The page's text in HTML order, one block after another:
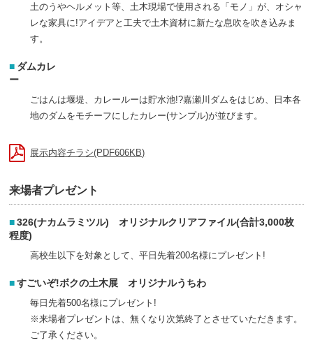
土のうやヘルメット等、土木現場で使用される「モノ」が、オシャ
レな家具に!アイデアと工夫で土木資材に新たな息吹を吹き込みま
す。
ダムカレ
ごはんは堰堤、カレールーは貯水池!?嘉瀬川ダムをはじめ、日本各
地のダムをモチーフにしたカレー(サンプル)が並びます。
展示内容チラシ(PDF606KB)
来場者プレゼント
326(ナカムラミツル) オリジナルクリアファイル(合計3,000枚
程度)
高校生以下を対象として、平日先着200名様にプレゼント!
すごいぞ!ボクの土木展 オリジナルうちわ
毎日先着500名様にプレゼント!
※来場者プレゼントは、無くなり次第終了とさせていただきます。
ご了承ください。